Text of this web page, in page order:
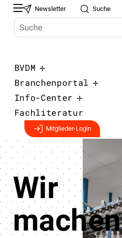
Newsletter Suche
BVDM
Branchenportal
Info-Center
Fachliteratur
Mitglieder-Login
Wir
machen